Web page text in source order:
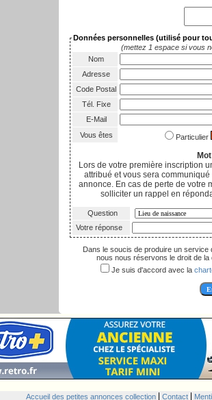
Données personnelles (utilisé pour
(mettez 1 espace si vous
Nom
Adresse
Code Postal
Tél. Fixe
E-Mail
Vous êtes
Particulier
Lors de votre première inscription
attribué et vous sera
annonce. En cas de perte de votre
solliciter un rappel en
Question
Votre réponse
Dans le soucis de produire un
nous nous réservons le droit de la
Je suis d'accord avec la
Accueil des petites annonces collection Contact